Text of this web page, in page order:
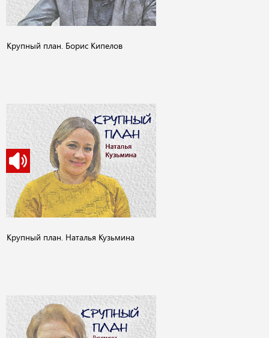
Крупный план. Борис Кипелов
Крупный план. Наталья Кузьмина